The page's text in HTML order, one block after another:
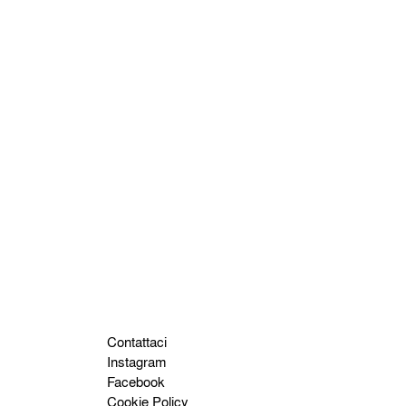
Contattaci
Instagram
Facebook
Cookie Policy